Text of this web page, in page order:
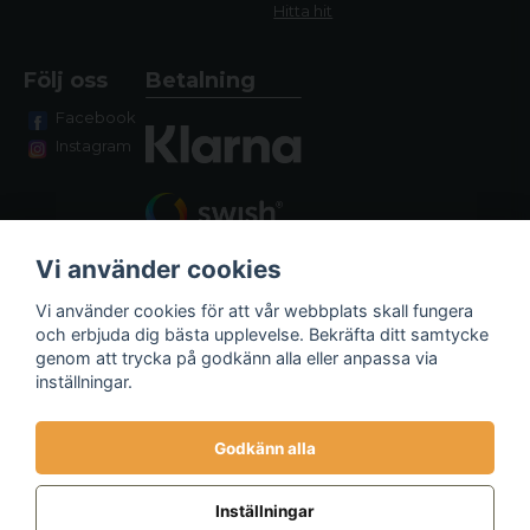
Hitta hit
Följ oss
Facebook
Instagram
Betalning
Fraktalternativ
Vi använder cookies
Vi använder cookies för att vår webbplats skall fungera
och erbjuda dig bästa upplevelse. Bekräfta ditt samtycke
genom att trycka på godkänn alla eller anpassa via
inställningar.
Godkänn alla
Inställningar